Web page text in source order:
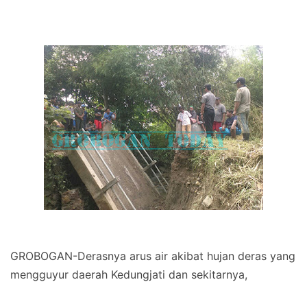
GROBOGAN-Derasnya arus air akibat hujan deras yang
mengguyur daerah Kedungjati dan sekitarnya,